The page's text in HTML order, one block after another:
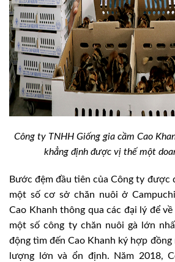
Công ty TNHH Giống gia cầm Cao
khẳng định được vị thế một
Bước đệm đầu tiên của Công ty được
một số cơ sở chăn nuôi ở
Cao Khanh thông qua các đại lý để
một số công ty chăn nuôi gà lớn
động tìm đến Cao Khanh ký hợp đồng
lượng lớn và ổn định. Năm 2018,